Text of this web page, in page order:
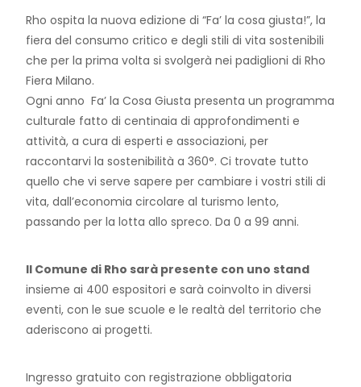
Rho ospita la nuova edizione di “Fa’ la cosa giusta!”, la
fiera del consumo critico e degli stili di vita sostenibili
che per la prima volta si svolgerà nei padiglioni di Rho
Fiera Milano.
Ogni anno Fa’ la Cosa Giusta presenta un programma
culturale fatto di centinaia di approfondimenti e
attività, a cura di esperti e associazioni, per
raccontarvi la sostenibilità a 360°. Ci trovate tutto
quello che vi serve sapere per cambiare i vostri stili di
vita, dall’economia circolare al turismo lento,
passando per la lotta allo spreco. Da 0 a 99 anni.
Il Comune di Rho sarà presente con uno stand
insieme ai 400 espositori e sarà coinvolto in diversi
eventi, con le sue scuole e le realtà del territorio che
aderiscono ai progetti.
Ingresso gratuito con registrazione obbligatoria